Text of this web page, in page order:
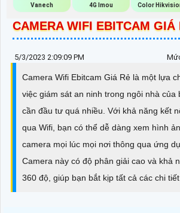
Vanech
4G Imou
Color
CAMERA WIFI EBITCAM GIÁ
5/3/2023 2:09:09 PM
Camera Wifi Ebitcam Giá Rẻ là một lựa
việc giám sát an ninh trong ngôi nhà của
cần đầu tư quá nhiều. Với khả năng kết
qua Wifi, bạn có thể dễ dàng xem hình
camera mọi lúc mọi nơi thông qua ứng
Camera này có độ phân giải cao và khả
360 độ, giúp bạn bắt kịp tất cả các chi tiết